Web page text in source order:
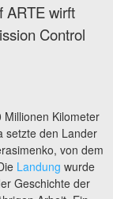
ARTE wirft
Control
Kilometer
setzte den Lander
von dem
Landung wurde
Geschichte der